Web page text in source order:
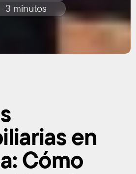
3 minutos
en
Cómo